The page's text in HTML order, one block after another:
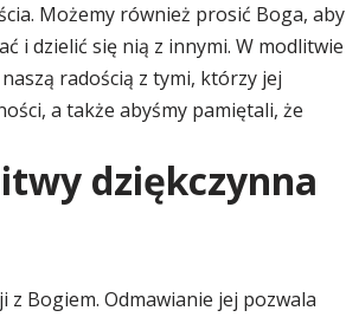
Możemy również prosić Boga, aby
i dzielić się nią z innymi. W modlitwie
radością z tymi, którzy jej
a także abyśmy pamiętali, że
dziękczynna
Bogiem. Odmawianie jej pozwala